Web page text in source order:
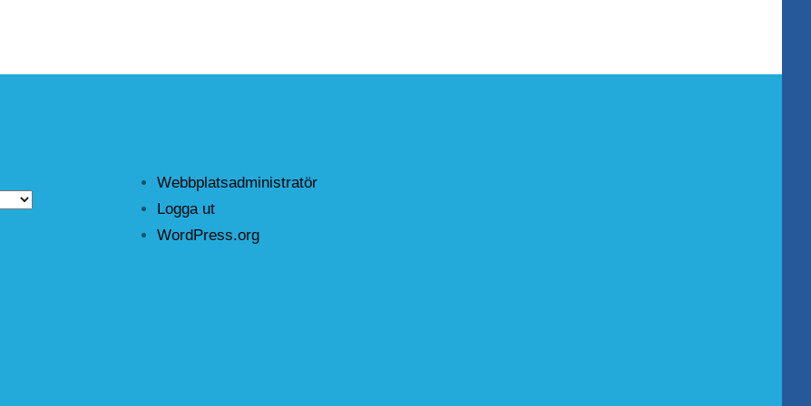
Webbplatsadministratör
Logga ut
WordPress.org